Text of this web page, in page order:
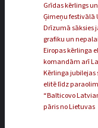
Grīdas kērlings
Ģimeņu festivālā
Drīzumā sāksies
grafiku un
Eiropas kērlinga
komandām arī
Kērlinga jubilejas
elitē līdz
“Balticovo
pāris no Lietuvas